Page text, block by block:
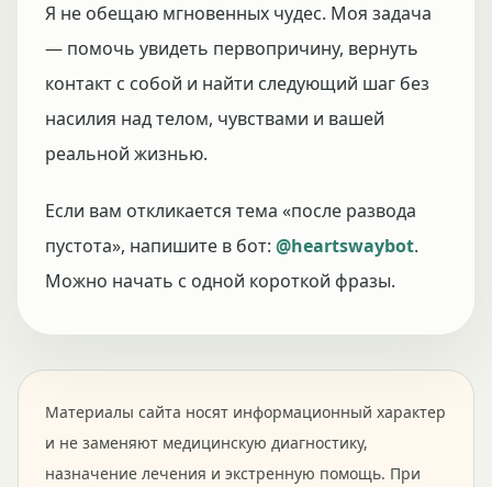
Я не обещаю мгновенных чудес. Моя задача
— помочь увидеть первопричину, вернуть
контакт с собой и найти следующий шаг без
насилия над телом, чувствами и вашей
реальной жизнью.
Если вам откликается тема «после развода
пустота», напишите в бот: @heartswaybot.
Можно начать с одной короткой фразы.
Материалы сайта носят информационный характер
и не заменяют медицинскую диагностику,
назначение лечения и экстренную помощь. При